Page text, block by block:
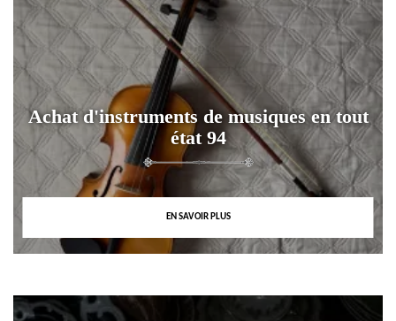
Achat d'instruments de musiques en tout
état 94
EN SAVOIR PLUS